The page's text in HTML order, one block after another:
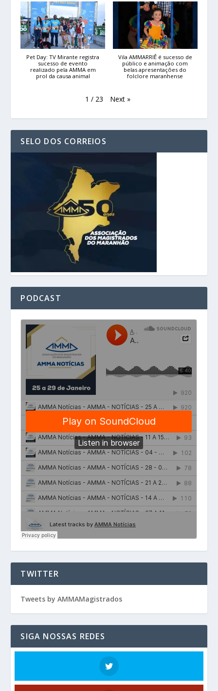
Pet Day: TV Mirante registra
sucesso de evento
realizado pela AMMA em
prol da causa animal
Vila AMMARRIÊ é sucesso de
público e animação com
belas apresentações do
folclore maranhense
1 / 23 Next »
SELO DOS CORREIOS
PODCAST
TWITTER
Tweets by AMMAMagistrados
SIGA NOSSAS REDES